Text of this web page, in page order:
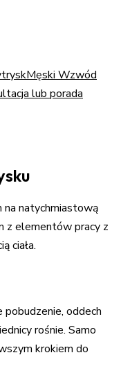
Męski Wzwód
lub porada
na natychmiastową
z elementów pracy z
ciała.
pobudzenie, oddech
rośnie. Samo
krokiem do